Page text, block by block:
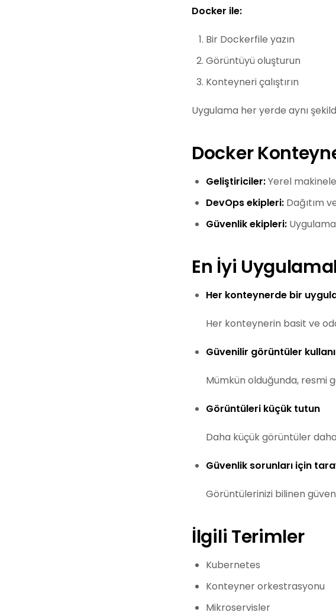
Docker ile:
Bir Dockerfile yazın
Görüntüyü oluşturun
Konteyneri çalıştırın
Uygulama her yerde aynı
Docker
Geliştiriciler:Yerel
DevOps ekipleri: Dağıtım
Güvenlik ekipleri:
En İyi
Her konteynerde bir
Her konteynerin basit ve
Güvenilir görüntüler
Mümkün olduğunda, resmi
Görüntüleri küçük tutun
Daha küçük görüntüler daha
Güvenlik sorunları için
Görüntülerinizi bilinen
İlgili Terimler
Kubernetes
Konteyner orkestrasyonu
Mikroservisler